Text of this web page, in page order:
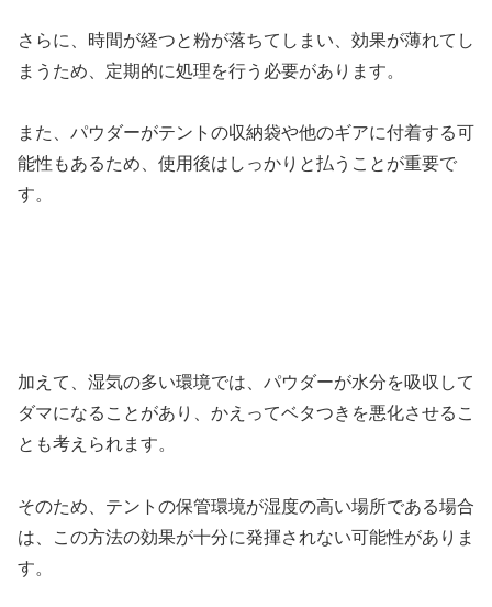
さらに、時間が経つと粉が落ちてしまい、効果が薄れてし
まうため、定期的に処理を行う必要があります。
また、パウダーがテントの収納袋や他のギアに付着する可
能性もあるため、使用後はしっかりと払うことが重要で
す。
加えて、湿気の多い環境では、パウダーが水分を吸収して
ダマになることがあり、かえってベタつきを悪化させるこ
とも考えられます。
そのため、テントの保管環境が湿度の高い場所である場合
は、この方法の効果が十分に発揮されない可能性がありま
す。